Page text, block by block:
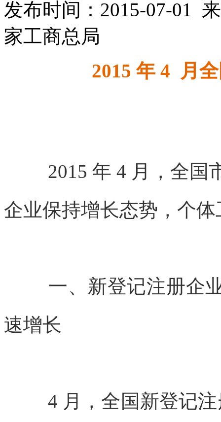
发布时间：2015-07-01
家工商总局
2015 年 4 月
2015 年 4 月，全国
企业保持增长态势，个
一、新登记注册企
速增长
4 月，全国新登记